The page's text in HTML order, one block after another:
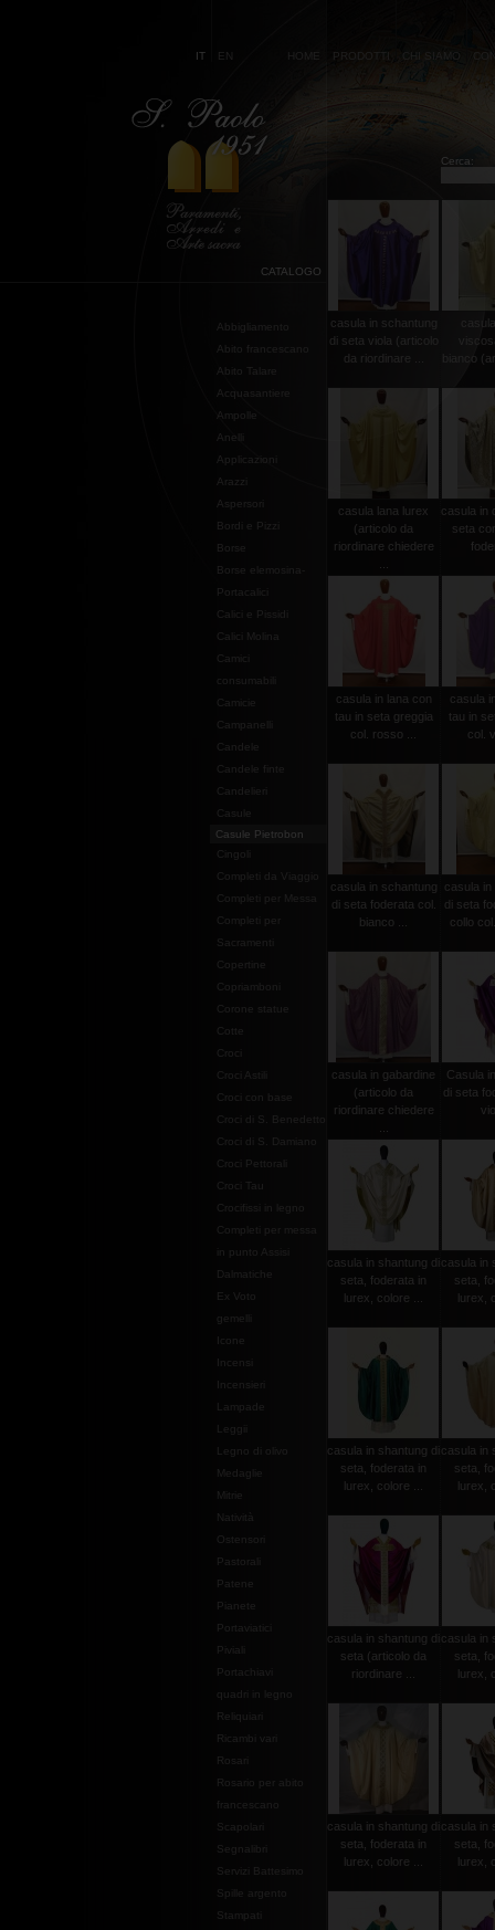
IT EN HOME PRODOTTI CHI SIAMO
Cerca:
CATALOGO
Abbigliamento
Abito francescano
Abito Talare
Acquasantiere
Ampolle
Anelli
Applicazioni
Arazzi
Aspersori
Bordi e Pizzi
Borse
Borse elemosina-
Portacalici
Calici e Pissidi
Calici Molina
Campanelli
Candele
Candele finte
Candelieri
Casule
Casule Pietrobon
Cingoli
Completi da Viaggio
Completi per Messa
Completi per
Sacramenti
Copertine
Copriamboni
Corone statue
Cotte
Croci
Croci Astili
Croci con base
Croci di S. Benedetto
Croci di S. Damiano
Croci Pettorali
Croci Tau
Crocifissi in legno
Completi per messa
in punto Assisi
Dalmatiche
Ex Voto
gemelli
Leggii
Legno di olivo
Medaglie
Mitrie
Natività
Ostensori
Pastorali
Patene
Pianete
Portaviatici
Piviali
Portachiavi
quadri in legno
Reliquiari
Ricambi vari
Rosari
Rosario per abito
francescano
Scapolari
Segnalibri
Servizi Battesimo
Spille argento
Stampati
casula in schantung
di seta viola (articolo
da riordinare ...
bianco
casula lana lurex
(articolo da
riordinare chiedere
casula in
seta
casula in lana con
tau in seta greggia
col. rosso ...
casula
tau in
col.
casula in schantung
di seta foderata col.
bianco ...
casula
di seta
collo
casula in gabardine
(articolo da
riordinare chiedere
Casula
di seta
casula in shantung di
seta, foderata in
lurex, colore ...
casula in
seta,
lurex,
casula in shantung di
seta, foderata in
lurex, colore ...
casula in
seta,
lurex,
casula in shantung di
seta (articolo da
riordinare ...
casula in
seta,
lurex,
casula in shantung di
seta, foderata in
lurex, colore ...
casula in
seta,
lurex,